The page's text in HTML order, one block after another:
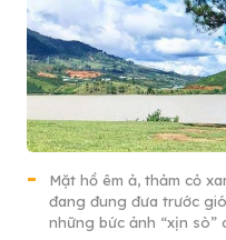
Mặt hồ êm ả, thảm cỏ
đang đung đưa trước
những bức ảnh “xịn sò”